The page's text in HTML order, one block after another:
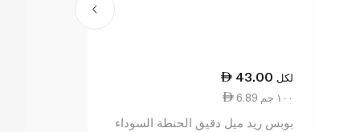
43.00 لكل
6.89 ١٠٠ جم
بوبس ريد ميل دقيق الحنطة السوداء